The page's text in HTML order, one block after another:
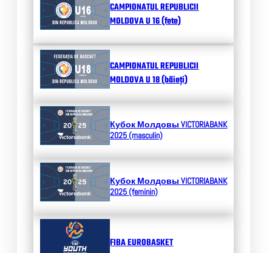
CAMPIONATUL REPUBLICII
MOLDOVA U 16 (fete)
CAMPIONATUL REPUBLICII
MOLDOVA U 18 (băieți)
Кубок МолдовыVICTORIABANK
2025 (masculin)
Кубок МолдовыVICTORIABANK
2025 (feminin)
FIBA EUROBASKET